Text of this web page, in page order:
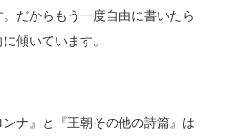
だからもう一度自由に書いたら
傾いています。
ナ』と『王朝その他の詩篇』は